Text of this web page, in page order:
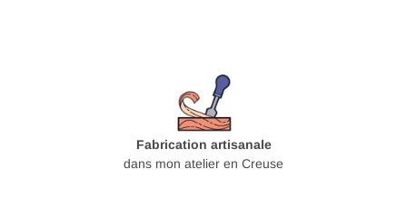
Fabrication artisanale
dans mon atelier en Creuse